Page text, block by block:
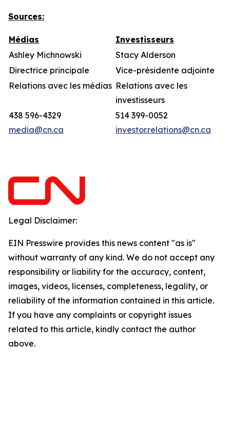
Sources:
Médias
Investisseurs
Ashley Michnowski
Stacy Alderson
Directrice principale
Vice-présidente adjointe
Relations avec les médias Relations avec les
investisseurs
438 596-4329
media@cn.ca
514 399-0052
investor.relations@cn.ca
Legal Disclaimer:
EIN Presswire provides this news content "as is"
without warranty of any kind. We do not accept any
responsibility or liability for the accuracy, content,
images, videos, licenses, completeness, legality, or
reliability of the information contained in this article.
If you have any complaints or copyright issues
related to this article, kindly contact the author
above.